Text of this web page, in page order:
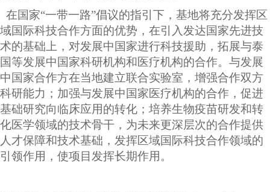
在国家“一带一路”倡议的指引下，基地将充分发挥区
域国际科技合作方面的优势，在引入发达国家先进技
术的基础上，对发展中国家进行科技援助，拓展与泰
国等发展中国家科研机构和医疗机构的合作。与发展
中国家合作方在当地建立联合实验室，增强合作双方
科研能力；加强与发展中国家医疗机构的合作，促进
基础研究向临床应用的转化；培养生物疫苗研发和转
化医学领域的技术骨干，为未来更深层次的合作提供
人才保障和技术基础，发挥区域国际科技合作领域的
引领作用，使项目发挥长期作用。